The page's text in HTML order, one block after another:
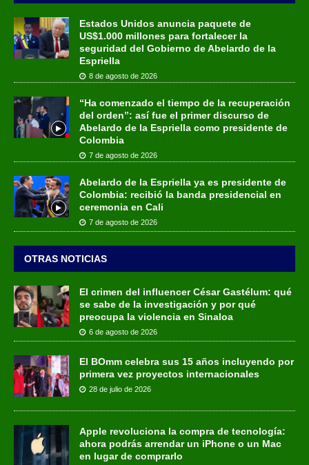
Estados Unidos anuncia paquete de
US$1.000 millones para fortalecer la
seguridad del Gobierno de Abelardo de la
Espriella
8 de agosto de 2026
“Ha comenzado el tiempo de la recuperación
del orden”: así fue el primer discurso de
Abelardo de la Espriella como presidente de
Colombia
7 de agosto de 2026
Abelardo de la Espriella ya es presidente de
Colombia: recibió la banda presidencial en
ceremonia en Cali
7 de agosto de 2026
OTRAS NOTICIAS
El crimen del influencer César Gastélum: qué
se sabe de la investigación y por qué
preocupa la violencia en Sinaloa
6 de agosto de 2026
El BOmm celebra sus 15 años incluyendo por
primera vez proyectos internacionales
28 de julio de 2026
Apple revoluciona la compra de tecnología:
ahora podrás arrendar un iPhone o un Mac
en lugar de comprarlo